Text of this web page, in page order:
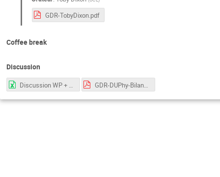
GDR-TobyDixon.pdf
Coffee break
Discussion
Discussion WP + conveners.xlsx GDR-DUPhy-Bilan1ermandat-2024-10-18-v2.pdf